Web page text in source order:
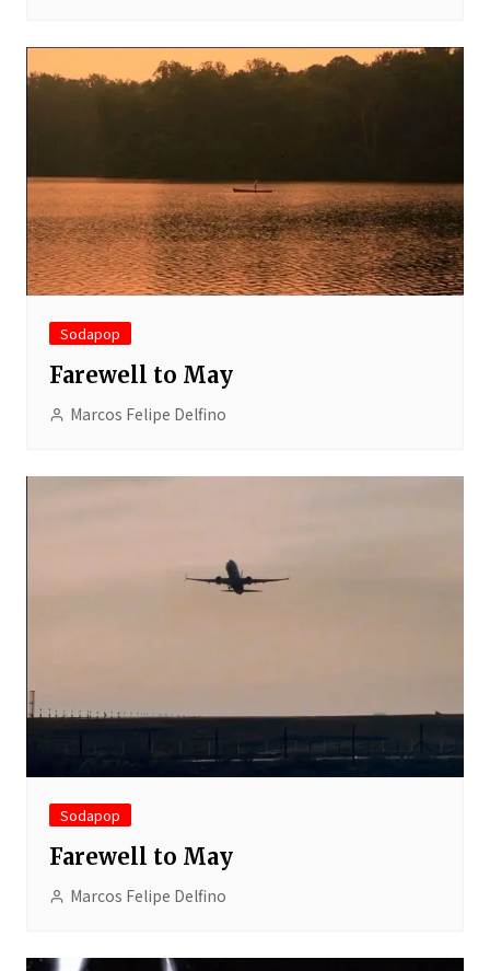
Sodapop
Farewell to May
Marcos Felipe Delfino
Sodapop
Farewell to May
Marcos Felipe Delfino